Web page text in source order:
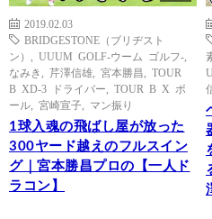
2019.02.03
BRIDGESTONE（ブリヂスト
ン）
UUUM GOLF-ウーム ゴルフ-
なみき
芹澤信雄 宮本勝昌
TOUR
B XD-3 ドライバー
TOUR B X ボ
ール
宮崎宣子 マン振り
1球入魂の飛ばし屋が放った
300ヤード越えのフルスイン
グ｜宮本勝昌プロの【一人ド
ラコン】